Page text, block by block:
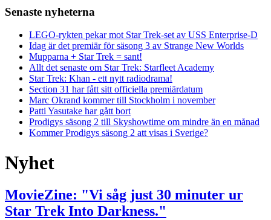
Senaste nyheterna
LEGO-rykten pekar mot Star Trek-set av USS Enterprise-D
Idag är det premiär för säsong 3 av Strange New Worlds
Mupparna + Star Trek = sant!
Allt det senaste om Star Trek: Starfleet Academy
Star Trek: Khan - ett nytt radiodrama!
Section 31 har fått sitt officiella premiärdatum
Marc Okrand kommer till Stockholm i november
Patti Yasutake har gått bort
Prodigys säsong 2 till Skyshowtime om mindre än en månad
Kommer Prodigys säsong 2 att visas i Sverige?
Nyhet
MovieZine: "Vi såg just 30 minuter ur
Star Trek Into Darkness."